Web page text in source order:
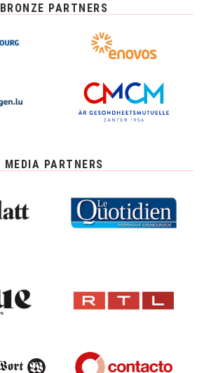
BRONZE PARTNERS
MEDIA PARTNERS